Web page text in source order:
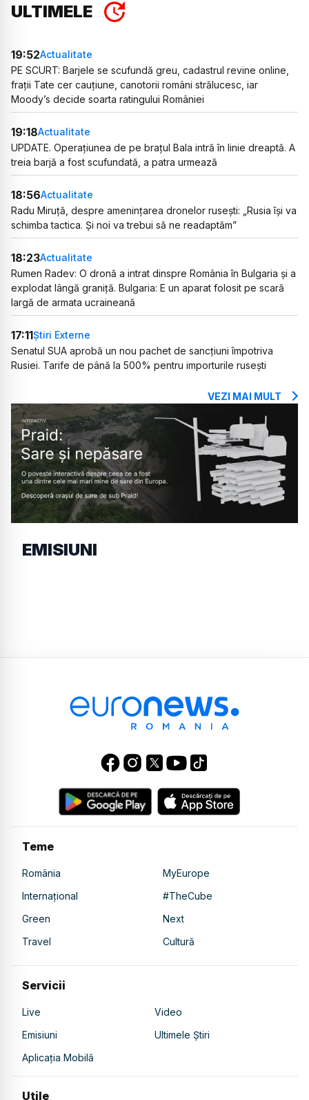
ULTIMELE
19:52Actualitate
PE SCURT: Barjele se scufundă greu, cadastrul revine online,
frații Tate cer cauțiune, canotorii români strălucesc, iar
Moody’s decide soarta ratingului României
19:18Actualitate
UPDATE. Operațiunea de pe brațul Bala intră în linie dreaptă. A
treia barjă a fost scufundată, a patra urmează
18:56Actualitate
Radu Miruță, despre amenințarea dronelor rusești: „Rusia își va
schimba tactica. Și noi va trebui să ne readaptăm”
18:23Actualitate
Rumen Radev: O dronă a intrat dinspre România în Bulgaria și a
explodat lângă graniță. Bulgaria: E un aparat folosit pe scară
largă de armata ucraineană
17:11Știri Externe
Senatul SUA aprobă un nou pachet de sancțiuni împotriva
Rusiei. Tarife de până la 500% pentru importurile rusești
VEZI MAI MULT
EMISIUNI
Teme
România
MyEurope
Internațional
#TheCube
Green
Next
Travel
Cultură
Servicii
Live
Video
Emisiuni
Ultimele Știri
Aplicația Mobilă
Utile